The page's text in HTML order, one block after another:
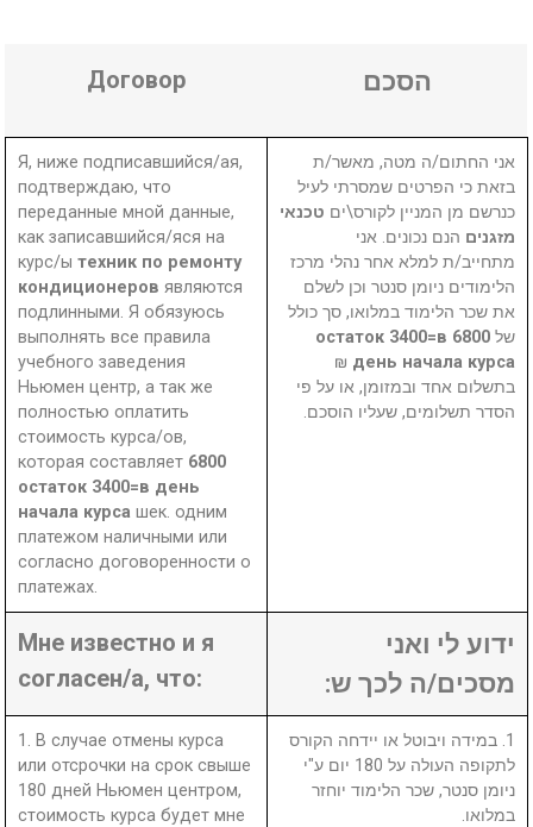
Договор הסכם
Я, ниже подписавшийся/ая,
подтверждаю, что
переданные мной данные,
как записавшийся/яся на
курс/ытехник по ремонту
кондиционеровявляются
подлинными. Я обязуюсь
выполнять все правила
учебного заведения
Ньюмен центр, а так же
полностью оплатить
стоимость курса/ов,
которая составляет 6800
остаток 3400=в день
начала курсашек. одним
платежом наличными или
согласно договоренности о
платежах.
אני החתום/ה מטה, מאשר/ת
בזאת כי הפרטים שמסרתי לעיל
כנרשם מן המניין לקורס\ים טכנאי
מזגנים הנם נכונים. אני
מתחייב/ת למלא אחר נהלי מרכז
הלימודים ניומן סנטר וכן לשלם
את שכר הלימוד במלואו, סך כולל
של
6800 остаток 3400=в
день начала курса
₪
בתשלום אחד ובמזומן, או על פי
הסדר תשלומים, שעליו הוסכם.
Мне известно и я
согласен/а, что:
ידוע לי ואני
מסכים/ה לכך ש:
1. В случае отмены курса
или отсрочки на срок свыше
180 дней Ньюмен центром,
стоимость курса будет мне
1. במידה ויבוטל או יידחה הקורס
לתקופה העולה על 180 יום ע"י
ניומן סנטר, שכר הלימוד יוחזר
במלואו.